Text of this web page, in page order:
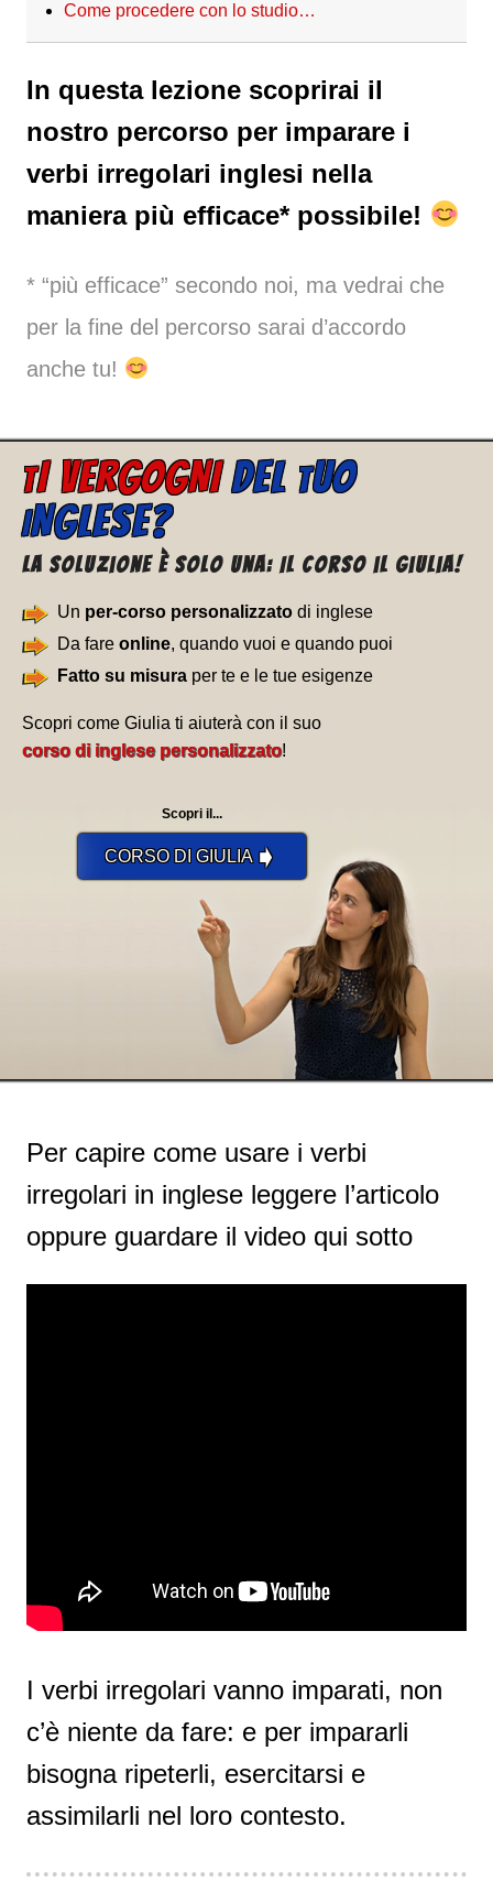
Come procedere con lo studio…
In questa lezione scoprirai il
nostro percorso per imparare i
verbi irregolari inglesi nella
maniera più efficace* possibile!
* “più efficace” secondo noi, ma vedrai che
per la fine del percorso sarai d’accordo
anche tu!
TI VERGOGNIDEL TUO
INGLESE?
La soluzione è solo una: Il corso il Giulia!
Un per-corso personalizzato di inglese
Da fare online, quando vuoi e quando puoi
Fatto su misura per te e le tue esigenze
Scopri come Giulia ti aiuterà con il suo
corso di inglese personalizzato!
Scopri il...
CORSO DI GIULIA➧
Per capire come usare i verbi
irregolari in inglese leggere l’articolo
oppure guardare il video qui sotto
I verbi irregolari vanno imparati, non
c’è niente da fare: e per impararli
bisogna ripeterli, esercitarsi e
assimilarli nel loro contesto.